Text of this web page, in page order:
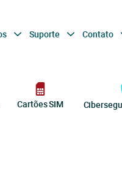
Suporte Contato
Cartões SIM